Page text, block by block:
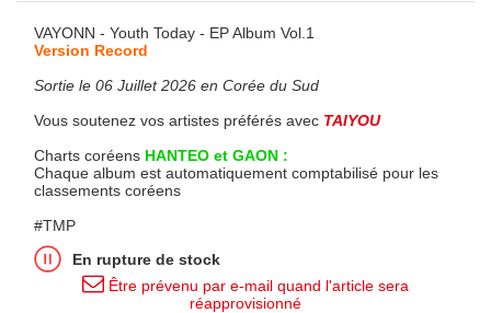
VAYONN - Youth Today - EP Album Vol.1
Version Record
Sortie le 06 Juillet 2026 en Corée du Sud
Vous soutenez vos artistes préférés avec TAIYOU
Charts coréens HANTEO et GAON :
Chaque album est automatiquement comptabilisé pour les
classements coréens
#TMP
En rupture de stock
Être prévenu par e-mail quand l'article sera
réapprovisionné